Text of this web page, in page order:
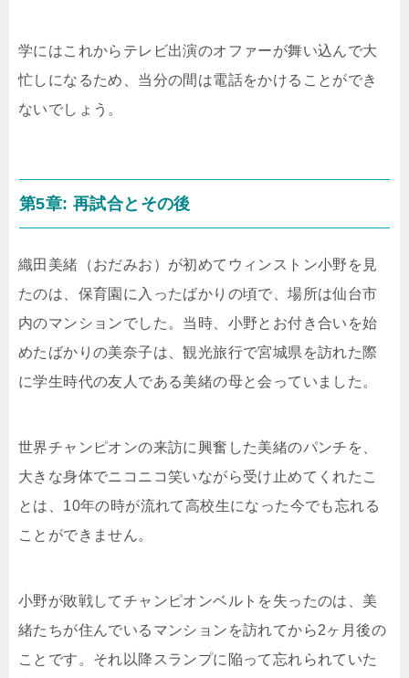
学にはこれからテレビ出演のオファーが舞い込んで大
忙しになるため、当分の間は電話をかけることができ
ないでしょう。
第5章: 再試合とその後
織田美緒（おだみお）が初めてウィンストン小野を見
たのは、保育園に入ったばかりの頃で、場所は仙台市
内のマンションでした。当時、小野とお付き合いを始
めたばかりの美奈子は、観光旅行で宮城県を訪れた際
に学生時代の友人である美緒の母と会っていました。
世界チャンピオンの来訪に興奮した美緒のパンチを、
大きな身体でニコニコ笑いながら受け止めてくれたこ
とは、10年の時が流れて高校生になった今でも忘れる
ことができません。
小野が敗戦してチャンピオンベルトを失ったのは、美
緒たちが住んでいるマンションを訪れてから2ヶ月後の
ことです。それ以降スランプに陥って忘れられていた